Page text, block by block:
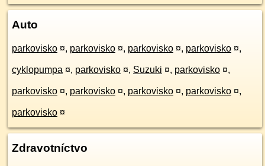
Auto
parkovisko ¤, parkovisko ¤, parkovisko ¤, parkovisko ¤,
cyklopumpa ¤, parkovisko ¤, Suzuki ¤, parkovisko ¤,
parkovisko ¤, parkovisko ¤, parkovisko ¤, parkovisko ¤,
parkovisko ¤
Zdravotníctvo